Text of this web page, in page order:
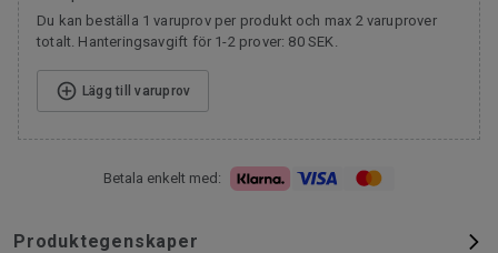
Du kan beställa 1 varuprov per produkt och max 2 varuprover
totalt. Hanteringsavgift för 1-2 prover: 80 SEK.
Lägg till varuprov
Betala enkelt med:
Produktegenskaper